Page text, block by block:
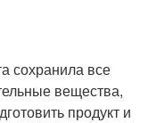
сохранила все
вещества,
продукт и